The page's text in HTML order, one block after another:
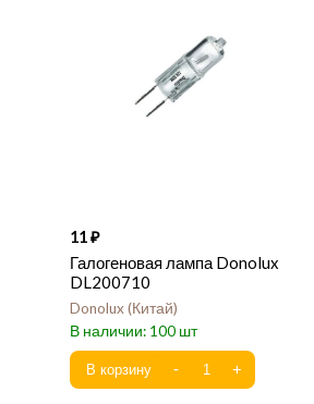
11
Галогеновая лампа Donolux
DL200710
Donolux Китай
100